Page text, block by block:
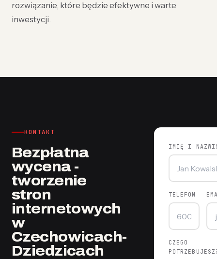
rozwiązanie, które będzie efektywne i warte
inwestycji.
KONTAKT
Bezpłatna
wycena -
tworzenie
stron
internetowych
w
Czechowicach-
Dziedzicach
IMIĘ I
TELEFON
CZEGO